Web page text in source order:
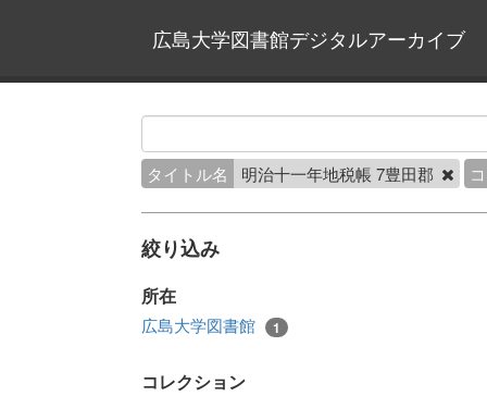
広島大学図書館デジタルアーカイブ
タイトル名 明治十一年地税帳 7豊田郡
絞り込み
所在
広島大学図書館 1
コレクション